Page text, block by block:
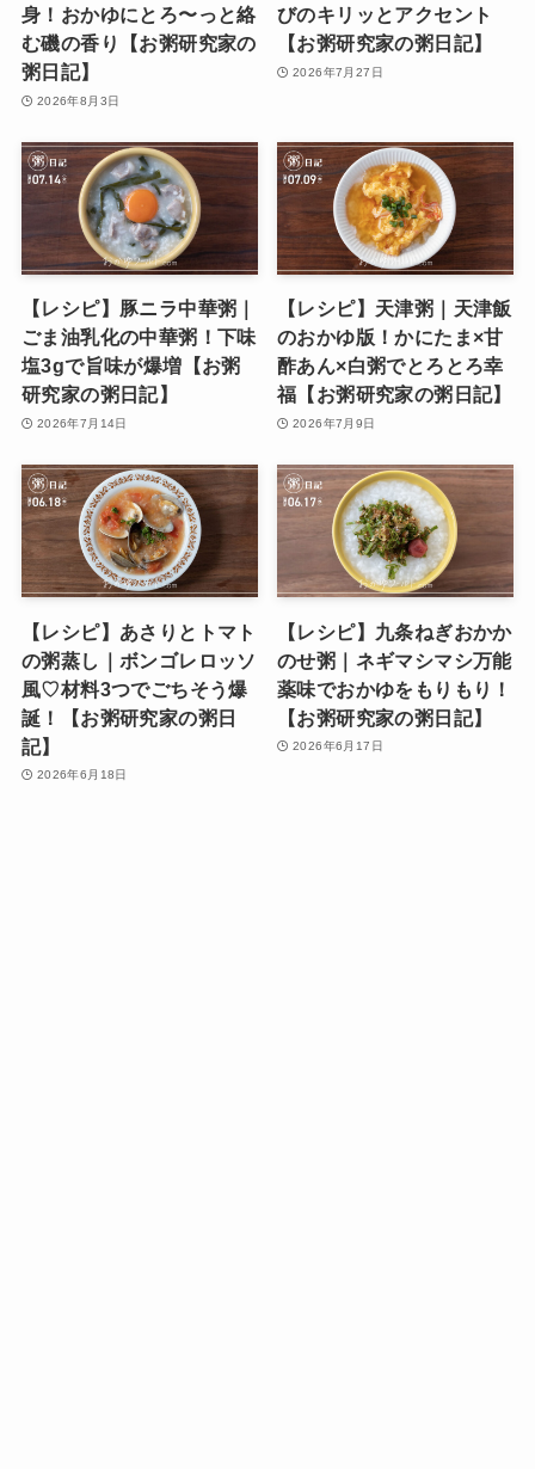
身！おかゆにとろ〜っと絡
む磯の香り【お粥研究家の
粥日記】
2026年8月3日
びのキリッとアクセント
【お粥研究家の粥日記】
2026年7月27日
【レシピ】豚ニラ中華粥｜
ごま油乳化の中華粥！下味
塩3gで旨味が爆増【お粥
研究家の粥日記】
2026年7月14日
【レシピ】天津粥｜天津飯
のおかゆ版！かにたま×甘
酢あん×白粥でとろとろ幸
福【お粥研究家の粥日記】
2026年7月9日
【レシピ】あさりとトマト
の粥蒸し｜ボンゴレロッソ
風♡材料3つでごちそう爆
誕！【お粥研究家の粥日
記】
2026年6月18日
【レシピ】九条ねぎおかか
のせ粥｜ネギマシマシ万能
薬味でおかゆをもりもり！
【お粥研究家の粥日記】
2026年6月17日